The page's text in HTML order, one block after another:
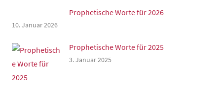
Prophetische Worte für 2026
10. Januar 2026
Prophetische Worte für 2025
3. Januar 2025